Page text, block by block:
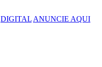
DIGITAL ANUNCIE AQUI